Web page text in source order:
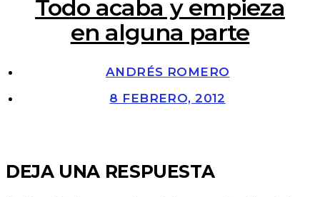
Todo acaba y empieza
en alguna parte
ANDRÉS ROMERO
8 FEBRERO, 2012
DEJA UNA RESPUESTA